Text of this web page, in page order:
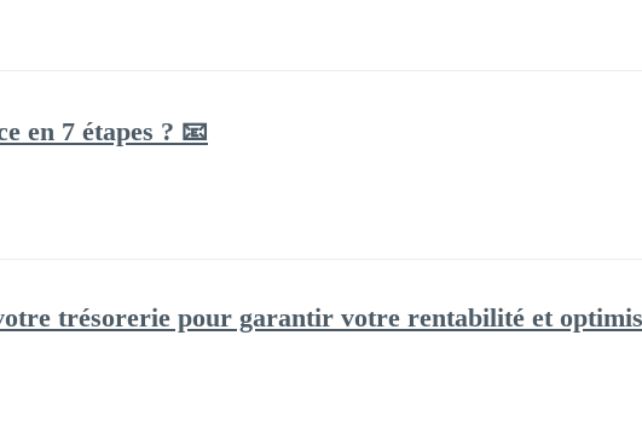
en 7 étapes ? 📧
trésorerie pour garantir votre rentabilité et